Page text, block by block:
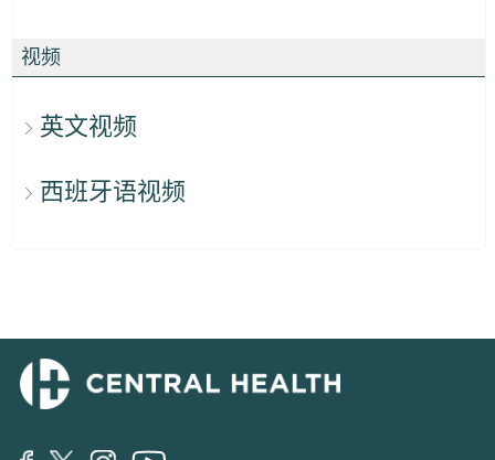
视频
英文视频
西班牙语视频